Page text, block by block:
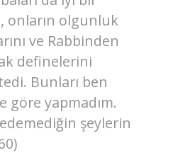
onların olgunluk
ve Rabbinden
definelerini
Bunları ben
göre yapmadım.
şeylerin